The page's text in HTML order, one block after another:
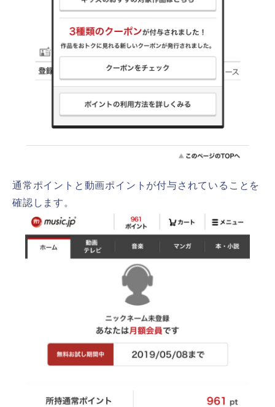
通常ポイントと動画ポイントが付与されていることを
確認します。